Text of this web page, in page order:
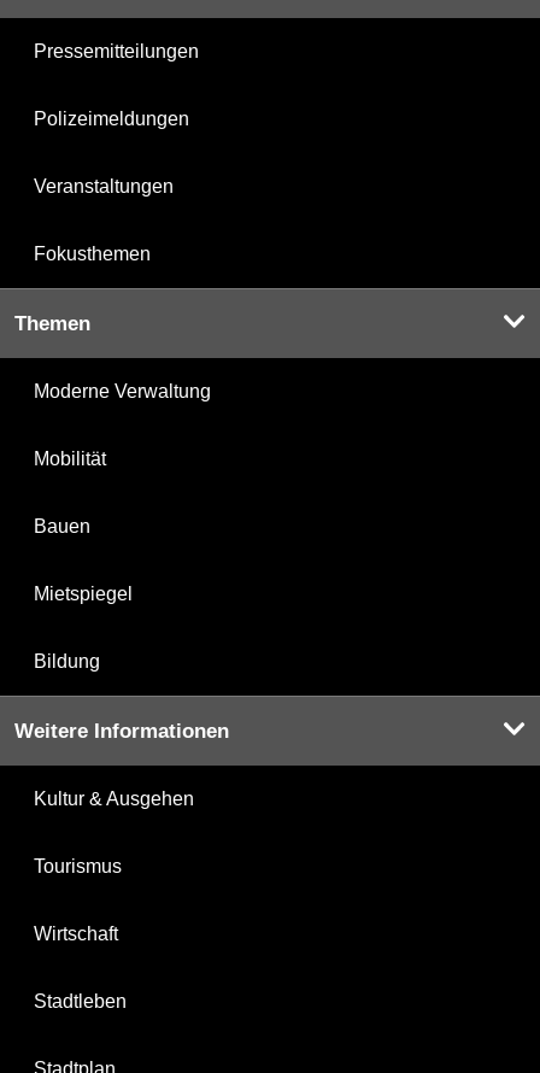
Pressemitteilungen
Polizeimeldungen
Veranstaltungen
Fokusthemen
Themen
Moderne Verwaltung
Mobilität
Bauen
Mietspiegel
Bildung
Weitere Informationen
Kultur & Ausgehen
Tourismus
Wirtschaft
Stadtleben
Stadtplan